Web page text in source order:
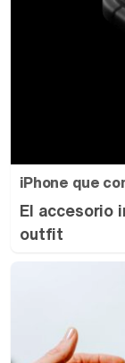
iPhone que
El accesorio
outfit